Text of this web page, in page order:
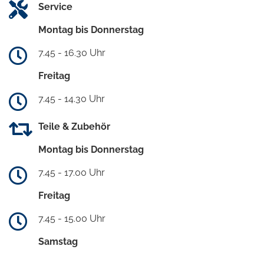
Service
Montag bis Donnerstag
7.45 - 16.30 Uhr
Freitag
7.45 - 14.30 Uhr
Teile & Zubehör
Montag bis Donnerstag
7.45 - 17.00 Uhr
Freitag
7.45 - 15.00 Uhr
Samstag